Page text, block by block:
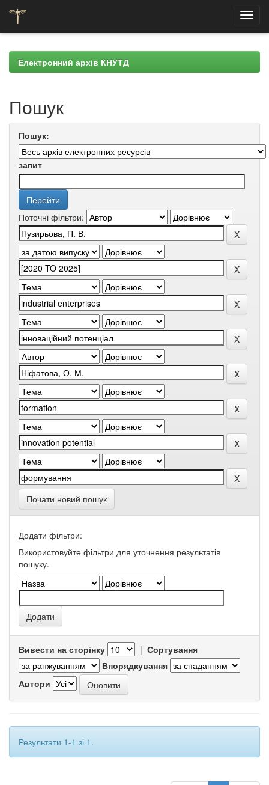
navigationЕлектронний архів КНУТД
Пошук
Пошук:
запит
Поточні фільтри:
Почати новий пошук
Додати фільтри:
Використовуйте фільтри для уточнення результатів
пошуку.
Вивести на сторінку | Сортування
Впорядкування
Автори
Результати 1-1 зі 1.